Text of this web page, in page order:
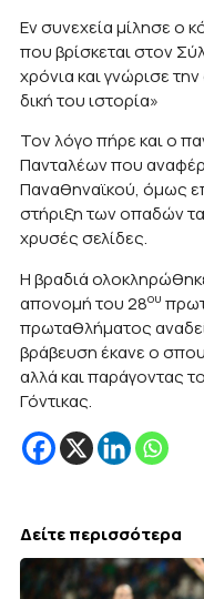
Εν συνεχεία μίλησε ο
που βρίσκεται στον
χρόνια και γνώρισε
δική του ιστορία»
Τον λόγο πήρε και ο
Πανταλέων που
Παναθηναϊκού, όμως
στήριξη των οπαδών
χρυσές σελίδες.
Η βραδιά
απονομή του 28ου
πρωταθλήματος
βράβευση έκανε ο
αλλά και παράγοντας
Γόντικας.
Δείτε περισσότερα